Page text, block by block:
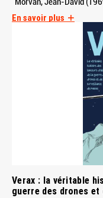
En savoir plus
Verax : la véritable
guerre des drones et